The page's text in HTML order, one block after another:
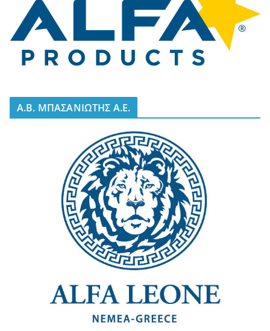
A.B. ΜΠΑΣΑΝΙΩΤΗΣ Α.Ε.